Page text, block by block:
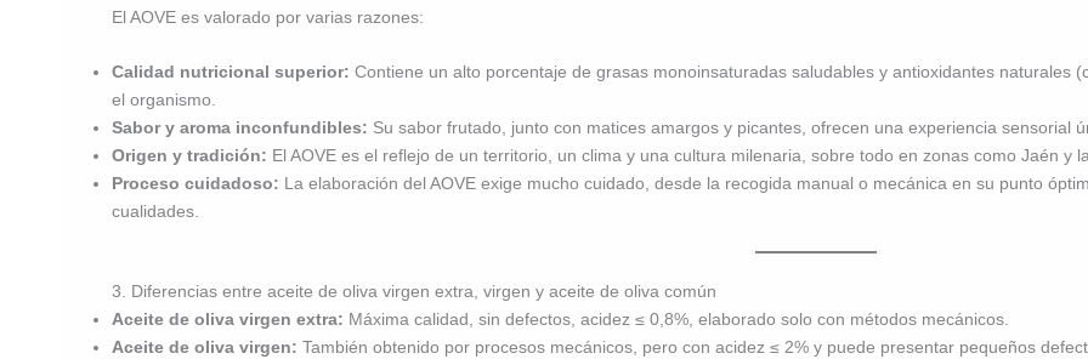
El AOVE es valorado por varias razones:
Calidad nutricional superior: Contiene un alto porcentaje de grasas monoinsaturadas saludables y antioxidantes naturales
el organismo.
Sabor y aroma inconfundibles: Su sabor frutado, junto con matices amargos y picantes, ofrecen una experiencia sensorial
Origen y tradición: El AOVE es el reflejo de un territorio, un clima y una cultura milenaria, sobre todo en zonas como Jaén y
Proceso cuidadoso: La elaboración del AOVE exige mucho cuidado, desde la recogida manual o mecánica en su punto
cualidades.
3. Diferencias entre aceite de oliva virgen extra, virgen y aceite de oliva común
Aceite de oliva virgen extra: Máxima calidad, sin defectos, acidez ≤ 0,8%, elaborado solo con métodos mecánicos.
Aceite de oliva virgen: También obtenido por procesos mecánicos, pero con acidez ≤ 2% y puede presentar pequeños